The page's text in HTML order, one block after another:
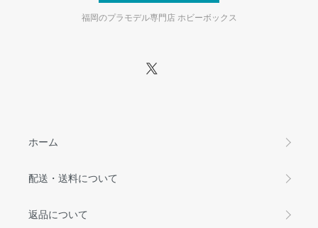
福岡のプラモデル専門店 ホビーボックス
ホーム
配送・送料について
返品について